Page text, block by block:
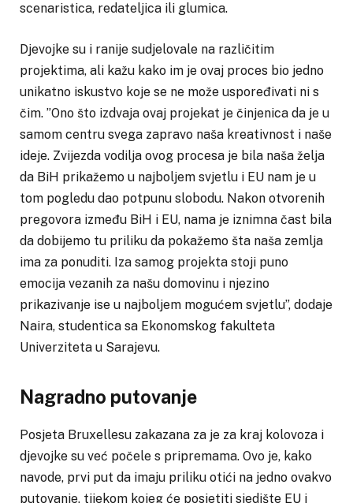
scenaristica, redateljica ili glumica.
Djevojke su i ranije sudjelovale na različitim
projektima, ali kažu kako im je ovaj proces bio jedno
unikatno iskustvo koje se ne može uspoređivati ni s
čim. ”Ono što izdvaja ovaj projekat je činjenica da je u
samom centru svega zapravo naša kreativnost i naše
ideje. Zvijezda vodilja ovog procesa je bila naša želja
da BiH prikažemo u najboljem svjetlu i EU nam je u
tom pogledu dao potpunu slobodu. Nakon otvorenih
pregovora između BiH i EU, nama je iznimna čast bila
da dobijemo tu priliku da pokažemo šta naša zemlja
ima za ponuditi. Iza samog projekta stoji puno
emocija vezanih za našu domovinu i njezino
prikazivanje ise u najboljem mogućem svjetlu”, dodaje
Naira, studentica sa Ekonomskog fakulteta
Univerziteta u Sarajevu.
Nagradno putovanje
Posjeta Bruxellesu zakazana za je za kraj kolovoza i
djevojke su već počele s pripremama. Ovo je, kako
navode, prvi put da imaju priliku otići na jedno ovakvo
putovanje, tijekom kojeg će posjetiti sjedište EU i